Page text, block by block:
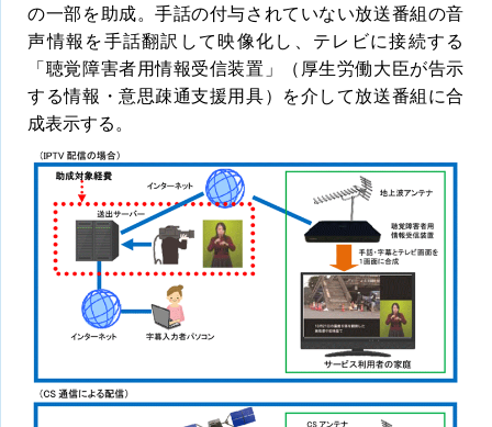
の一部を助成。手話の付与されていない放送番組の音
声情報を手話翻訳して映像化し、テレビに接続する
「聴覚障害者用情報受信装置」（厚生労働大臣が告示
する情報・意思疎通支援用具）を介して放送番組に合
成表示する。